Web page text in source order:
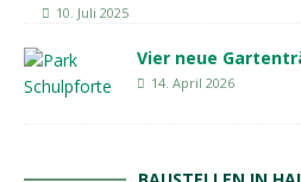
10. Juli 2025
Vier neue
14. April 2026